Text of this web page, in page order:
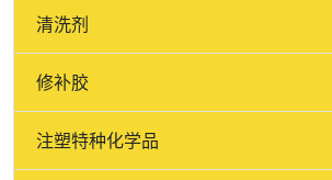
清洗剂
修补胶
注塑特种化学品